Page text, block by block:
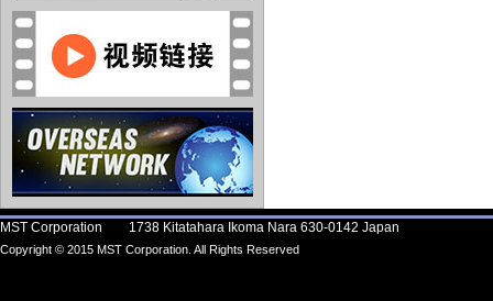
MST Corporation 1738 Kitatahara Ikoma Nara 630-0142 Japan
Copyright © 2015 MST Corporation. All Rights Reserved